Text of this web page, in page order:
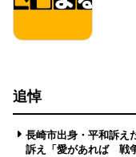
追悼
長崎市出身・平和訴
訴え「愛があれば 戦